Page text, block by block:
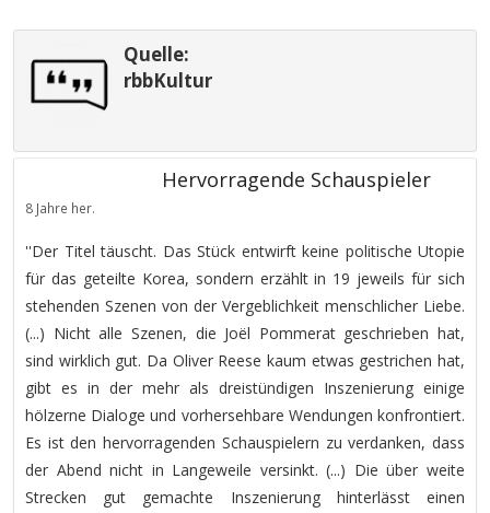
Quelle:
rbbKultur
Hervorragende Schauspieler
8 Jahre her.
''Der Titel täuscht. Das Stück entwirft keine politische Utopie
für das geteilte Korea, sondern erzählt in 19 jeweils für sich
stehenden Szenen von der Vergeblichkeit menschlicher Liebe.
(...) Nicht alle Szenen, die Joël Pommerat geschrieben hat,
sind wirklich gut. Da Oliver Reese kaum etwas gestrichen hat,
gibt es in der mehr als dreistündigen Inszenierung einige
hölzerne Dialoge und vorhersehbare Wendungen konfrontiert.
Es ist den hervorragenden Schauspielern zu verdanken, dass
der Abend nicht in Langeweile versinkt. (...) Die über weite
Strecken gut gemachte Inszenierung hinterlässt einen